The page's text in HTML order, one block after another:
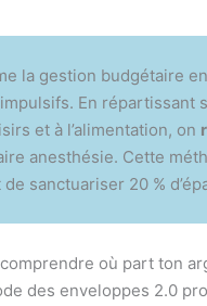
la gestion budgétaire
En répartissant
et à l’alimentation, on
anesthésie. Cette
sanctuariser 20 %
où part ton
des enveloppes 2.0